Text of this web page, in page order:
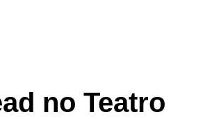
no Teatro